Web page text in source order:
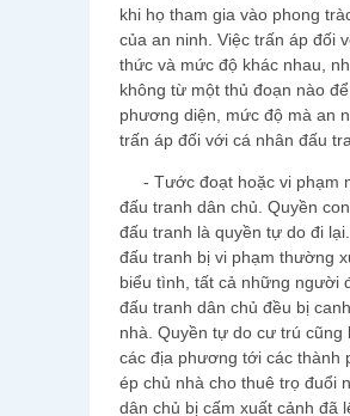
khi họ tham gia vào phong
của an ninh. Việc trấn áp đối
thức và mức độ khác nhau,
không từ một thủ đoạn nào
phương diện, mức độ mà an
trấn áp đối với cá nhân đấu
- Tước đoạt hoặc vi phạm
đấu tranh dân chủ. Quyền
đấu tranh là quyền tự do đi
đấu tranh bị vi phạm thường
biểu tình, tất cả những người
đấu tranh dân chủ đều bị
nhà. Quyền tự do cư trú
các địa phương tới các thành
ép chủ nhà cho thuê trọ đuổi
dân chủ bị cấm xuất cảnh đã